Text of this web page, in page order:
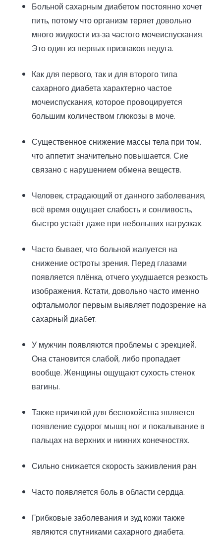
Больной сахарным диабетом постоянно хочет
пить, потому что организм теряет довольно
много жидкости из-за частого мочеиспускания.
Это один из первых признаков недуга.
Как для первого, так и для второго типа
сахарного диабета характерно частое
мочеиспускания, которое провоцируется
большим количеством глюкозы в моче.
Существенное снижение массы тела при том,
что аппетит значительно повышается. Сие
связано с нарушением обмена веществ.
Человек, страдающий от данного заболевания,
всё время ощущает слабость и сонливость,
быстро устаёт даже при небольших нагрузках.
Часто бывает, что больной жалуется на
снижение остроты зрения. Перед глазами
появляется плёнка, отчего ухудшается резкость
изображения. Кстати, довольно часто именно
офтальмолог первым выявляет подозрение на
сахарный диабет.
У мужчин появляются проблемы с эрекцией.
Она становится слабой, либо пропадает
вообще. Женщины ощущают сухость стенок
вагины.
Также причиной для беспокойства является
появление судорог мышц ног и покалывание в
пальцах на верхних и нижних конечностях.
Сильно снижается скорость заживления ран.
Часто появляется боль в области сердца.
Грибковые заболевания и зуд кожи также
являются спутниками сахарного диабета.